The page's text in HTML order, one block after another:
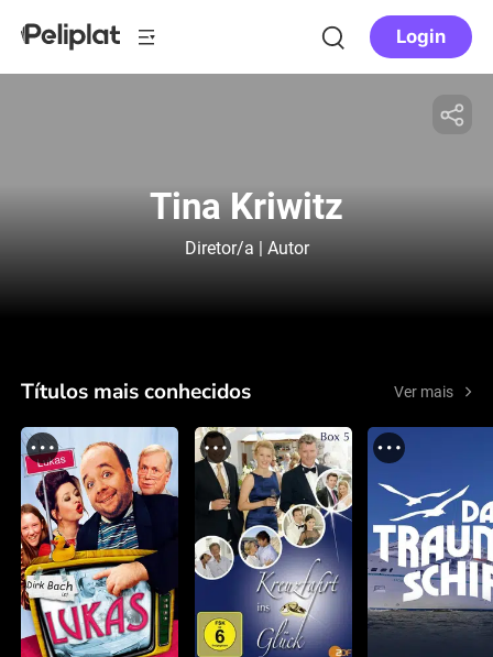
Login
Tina Kriwitz
Diretor/a | Autor
Títulos mais conhecidos Ver mais